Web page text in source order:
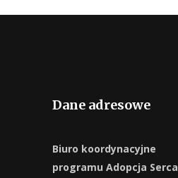
Dane adresowe
Biuro koordynacyjne
programu Adopcja Serca